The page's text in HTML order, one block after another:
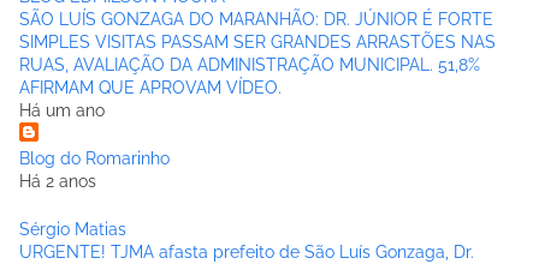
SÃO LUÍS GONZAGA DO MARANHÃO: DR. JÚNIOR É FORTE
SIMPLES VISITAS PASSAM SER GRANDES ARRASTÕES NAS
RUAS, AVALIAÇÃO DA ADMINISTRAÇÃO MUNICIPAL. 51,8%
AFIRMAM QUE APROVAM VÍDEO.
Há um ano
Blog do Romarinho
Há 2 anos
Sérgio Matias
URGENTE! TJMA afasta prefeito de São Luís Gonzaga, Dr.